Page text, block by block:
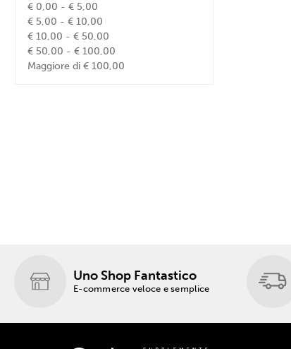
€ 0,00 - € 5,00
€ 5,00 - € 10,00
€ 10,00 - € 50,00
€ 50,00 - € 100,00
Maggiore di € 100,00
Uno Shop Fantastico
E-commerce veloce e semplice